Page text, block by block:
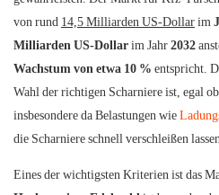
von rund 14,5 Milliarden US-Dollarim
Milliarden US-Dollarim Jahr2032
Wachstum von etwa 10 % entspricht.
Wahl der richtigen Scharniere ist, egal
insbesondere da Belastungen wie
die Scharniere schnell verschleißen
Eines der wichtigsten Kriterien ist das